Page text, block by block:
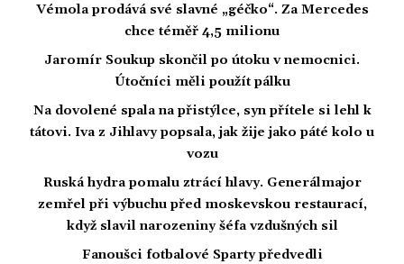
Vémola prodává své slavné „géčko“. Za Mercedes
chce téměř 4,5 milionu
Jaromír Soukup skončil po útoku v nemocnici.
Útočníci měli použít pálku
Na dovolené spala na přistýlce, syn přítele si lehl k
tátovi. Iva z Jihlavy popsala, jak žije jako páté kolo u
vozu
Ruská hydra pomalu ztrácí hlavy. Generálmajor
zemřel při výbuchu před moskevskou restaurací,
když slavil narozeniny šéfa vzdušných sil
Fanoušci fotbalové Sparty předvedli